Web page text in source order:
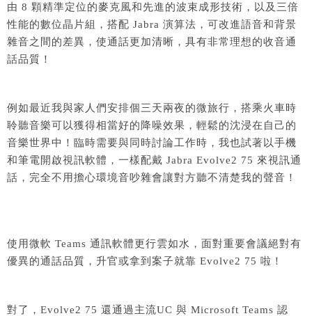
由 8 顆精準定位的麥克風和先進的波束成形技術，以及三倍
性能的數位晶片組，搭配 Jabra 演算法，可改進語音和背景
雜音之間的差異，使通話更加清晰，具有非常理想的收音通
話品質！
例如最近我與家人們安排個三天兩夜的微旅行，搭乘火車時
聆聽音樂可以獲得相當好的降噪效果，輕鬆的沈浸在自己的
音樂世界中！臨時需要與同時討論工作時，我也試著以手機
和筆電開啟視訊軟體，一樣配戴 Jabra Evolve2 75 來視訊通
話，完全不用擔心環境音吵雜會讓對方聽不清楚我的聲音！
使用微軟 Teams 通訊軟體更行雲如水，面對重要會議絕對有
優異的通話品質，升官或拿到案子就靠 Evolve2 75 啦！
對了，Evolve2 75 還通過主流UC 與 Microsoft Teams 認